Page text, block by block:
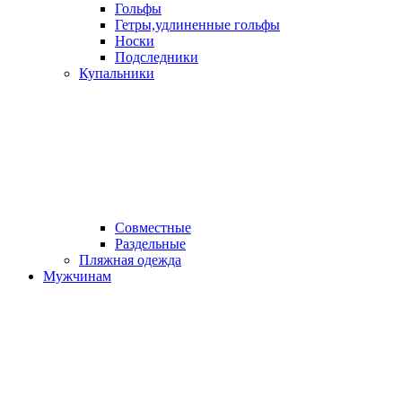
Гольфы
Гетры,удлиненные гольфы
Носки
Подследники
Купальники
Совместные
Раздельные
Пляжная одежда
Мужчинам